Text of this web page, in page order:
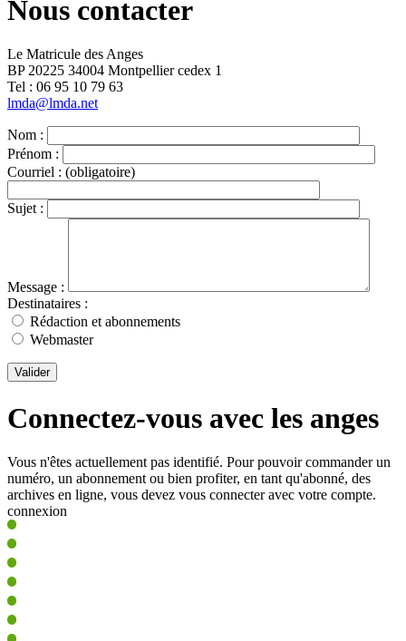
Nous contacter
Le Matricule des Anges
BP 20225 34004 Montpellier cedex 1
Tel : ‭06 95 10 79 63
lmda@lmda.net
Nom :
Prénom :
Courriel : (obligatoire)
Sujet :
Message :
Destinataires :
Rédaction et abonnements
Webmaster
Valider
Connectez-vous avec les anges
Vous n'êtes actuellement pas identifié. Pour pouvoir commander un
numéro, un abonnement ou bien profiter, en tant qu'abonné, des
archives en ligne, vous devez vous connecter avec votre compte.
connexion